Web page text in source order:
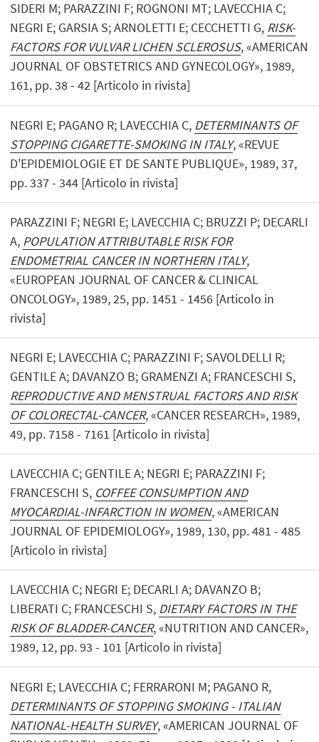
SIDERI M; PARAZZINI F; ROGNONI MT; LAVECCHIA C;
NEGRI E; GARSIA S; ARNOLETTI E; CECCHETTI G, RISK-
FACTORS FOR VULVAR LICHEN SCLEROSUS, «AMERICAN
JOURNAL OF OBSTETRICS AND GYNECOLOGY», 1989,
161, pp. 38 - 42 [Articolo in rivista]
NEGRI E; PAGANO R; LAVECCHIA C, DETERMINANTS OF
STOPPING CIGARETTE-SMOKING IN ITALY, «REVUE
D'EPIDEMIOLOGIE ET DE SANTE PUBLIQUE», 1989, 37,
pp. 337 - 344 [Articolo in rivista]
PARAZZINI F; NEGRI E; LAVECCHIA C; BRUZZI P; DECARLI
A, POPULATION ATTRIBUTABLE RISK FOR
ENDOMETRIAL CANCER IN NORTHERN ITALY,
«EUROPEAN JOURNAL OF CANCER & CLINICAL
ONCOLOGY», 1989, 25, pp. 1451 - 1456 [Articolo in
rivista]
NEGRI E; LAVECCHIA C; PARAZZINI F; SAVOLDELLI R;
GENTILE A; DAVANZO B; GRAMENZI A; FRANCESCHI S,
REPRODUCTIVE AND MENSTRUAL FACTORS AND RISK
OF COLORECTAL-CANCER, «CANCER RESEARCH», 1989,
49, pp. 7158 - 7161 [Articolo in rivista]
LAVECCHIA C; GENTILE A; NEGRI E; PARAZZINI F;
FRANCESCHI S, COFFEE CONSUMPTION AND
MYOCARDIAL-INFARCTION IN WOMEN, «AMERICAN
JOURNAL OF EPIDEMIOLOGY», 1989, 130, pp. 481 - 485
[Articolo in rivista]
LAVECCHIA C; NEGRI E; DECARLI A; DAVANZO B;
LIBERATI C; FRANCESCHI S, DIETARY FACTORS IN THE
RISK OF BLADDER-CANCER, «NUTRITION AND CANCER»,
1989, 12, pp. 93 - 101 [Articolo in rivista]
NEGRI E; LAVECCHIA C; FERRARONI M; PAGANO R,
DETERMINANTS OF STOPPING SMOKING - ITALIAN
NATIONAL-HEALTH SURVEY, «AMERICAN JOURNAL OF